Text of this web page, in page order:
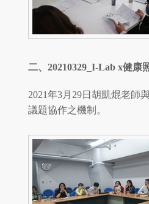
二、 20210329_I-Lab x健康
2021年3月29日胡凱焜老師
議題協作之機制。